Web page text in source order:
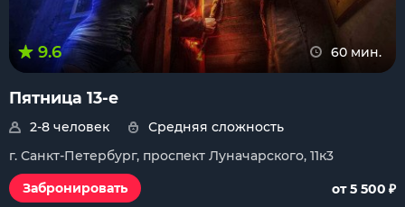
9.6 60 мин.
Пятница 13-е
2-8 человек
Средняя сложность
г. Санкт-Петербург, проспект Луначарского, 11к3
Забронировать
от 5 500 ₽